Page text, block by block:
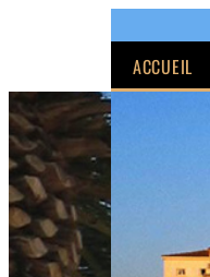
ACCUEIL